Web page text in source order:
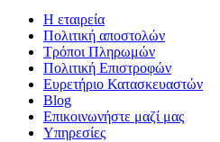
Η εταιρεία
Πολιτική αποστολών
Τρόποι Πληρωμών
Πολιτική Επιστροφών
Ευρετήριο Κατασκευαστών
Blog
Επικοινωνήστε μαζί μας
Υπηρεσίες